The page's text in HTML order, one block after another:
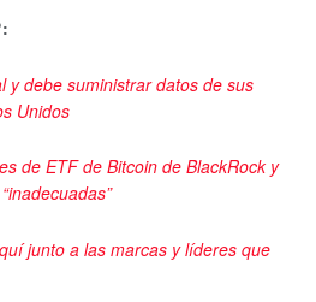
y debe suministrar datos de sus
Unidos
de ETF de Bitcoin de BlackRock y
junto a las marcas y líderes que